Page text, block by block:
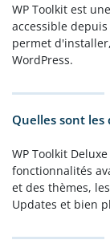
WP Toolkit est
accessible
permet
WordPress.
Quelles sont les
WP Toolkit
fonctionnalités
et des thèmes,
Updates et bien